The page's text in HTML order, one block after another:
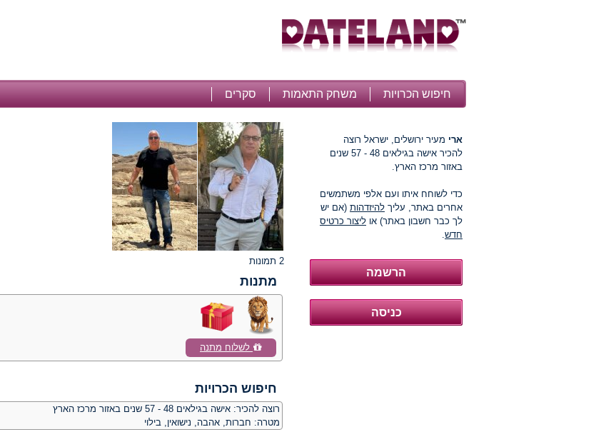
חיפוש הכרויות משחק התאמות סקרים
ארי מעיר ירושלים, ישראל רוצה
להכיר אישה בגילאים 48 - 57 שנים
באזור מרכז הארץ.
כדי לשוחח איתו ועם אלפי משתמשים
אחרים באתר, עליך להיזדהות (אם יש
לך כבר חשבון באתר) או ליצור כרטיס
חדש.
2 תמונות
מתנות
לשלוח מתנה
חיפוש הכרויות
רוצה להכיר: אישה בגילאים 48 - 57 שנים באזור מרכז הארץ
מטרה: חברות, אהבה, נישואין, בילוי